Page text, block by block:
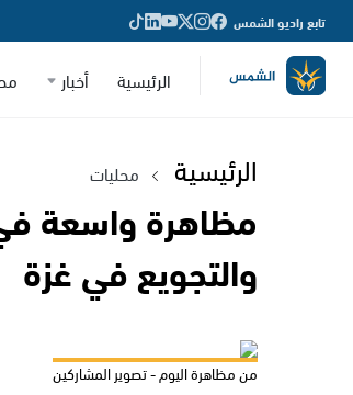
تابع راديو الشمس
الرئيسية أخبار
الرئيسية محليات
مظاهرة واسعة
والتجويع في غزة
من مظاهرة اليوم - تصوير المشاركين